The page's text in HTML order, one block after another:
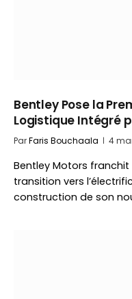
Bentley Pose la
Logistique Intégré
ParFaris Bouchaala 4
Bentley Motors
transition vers
construction de son